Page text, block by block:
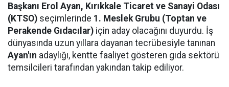
Başkanı Erol Ayan, Kırıkkale Ticaret ve Sanayi Odası
(KTSO) seçimlerinde 1. Meslek Grubu (Toptan ve
Perakende Gıdacılar) için aday olacağını duyurdu. İş
dünyasında uzun yıllara dayanan tecrübesiyle tanınan
Ayan'ın adaylığı, kentte faaliyet gösteren gıda sektörü
temsilcileri tarafından yakından takip ediliyor.